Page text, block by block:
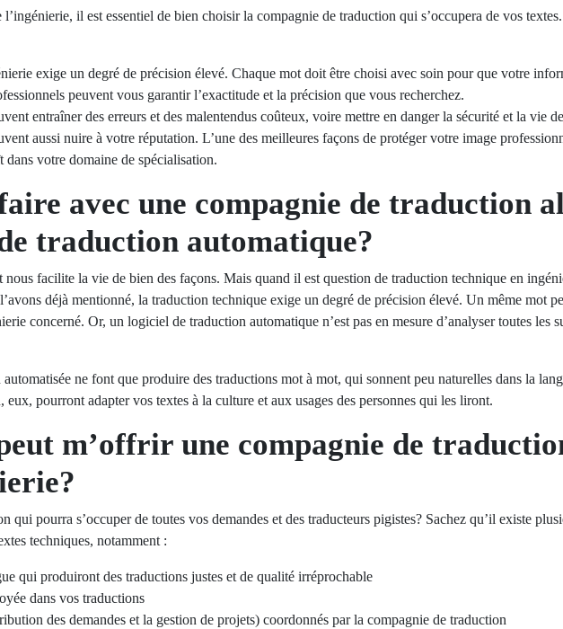
il est essentiel de bien choisir la compagnie de traduction qui s’occupera de vos
exige un degré de précision élevé. Chaque mot doit être choisi avec soin pour que votre
peuvent vous garantir l’exactitude et la précision que vous recherchez.
entraîner des erreurs et des malentendus coûteux, voire mettre en danger la sécurité et la vie
aussi nuire à votre réputation. L’une des meilleures façons de protéger votre image
votre domaine de spécialisation.
avec une compagnie de traduction
traduction automatique?
facilite la vie de bien des façons. Mais quand il est question de traduction technique en
déjà mentionné, la traduction technique exige un degré de précision élevé. Un même mot
concerné. Or, un logiciel de traduction automatique n’est pas en mesure d’analyser toutes les
ne font que produire des traductions mot à mot, qui sonnent peu naturelles dans la
pourront adapter vos textes à la culture et aux usages des personnes qui les liront.
m’offrir une compagnie de
qui pourra s’occuper de toutes vos demandes et des traducteurs pigistes? Sachez qu’il existe
techniques, notamment :
qui produiront des traductions justes et de qualité irréprochable
dans vos traductions
des demandes et la gestion de projets) coordonnés par la compagnie de traduction